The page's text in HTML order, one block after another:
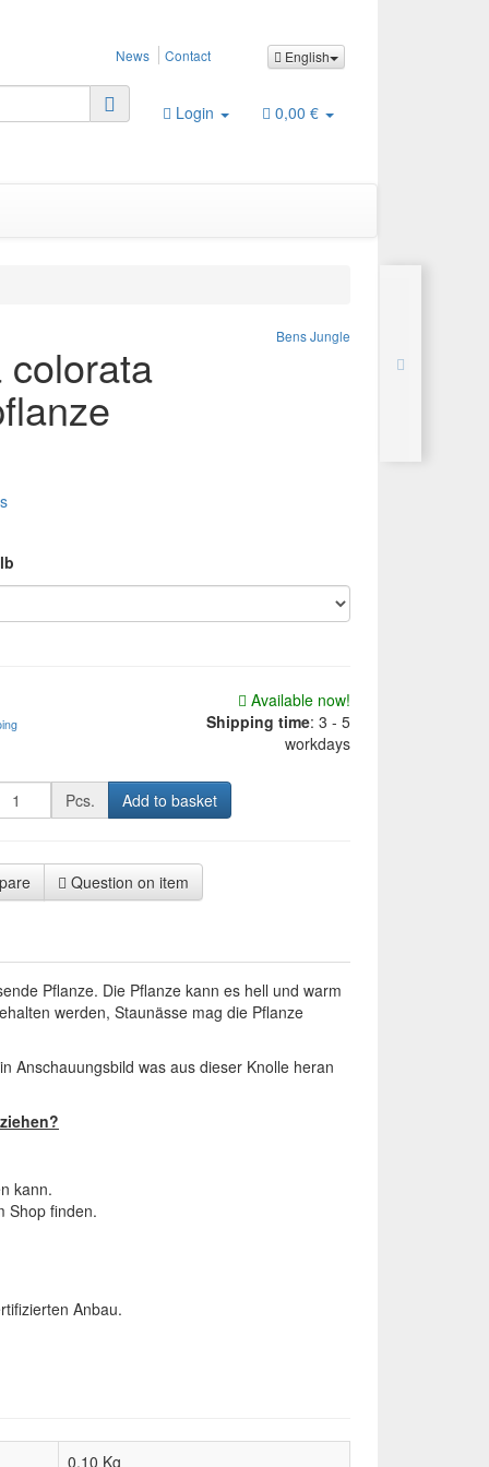
English
News Contact
Login 0,00 €
Bens Jungle
colorata
Available now!
Shipping time: 3 - 5
workdays
Pcs. Add to basket
Question on item
Pflanze. Die Pflanze kann es hell und warm
werden, Staunässe mag die Pflanze
Anschauungsbild was aus dieser Knolle heran
kann.
Shop finden.
Anbau.
0,10 Kg